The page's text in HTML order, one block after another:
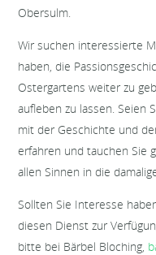
Obersulm.
Wir suchen interessierte
haben, die
Ostergartens weiter zu
aufleben zu lassen. Seien
mit der Geschichte und
erfahren und tauchen Sie
allen Sinnen in die
Sollten Sie Interesse
diesen Dienst zur
bitte bei Bärbel Bloching,